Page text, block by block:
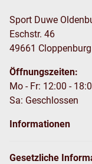
Sport Duwe
Eschstr. 46
49661 Cloppenburg
Öffnungszeiten:
Mo - Fr: 12:00 -
Sa: Geschlossen
Informationen
Gesetzliche